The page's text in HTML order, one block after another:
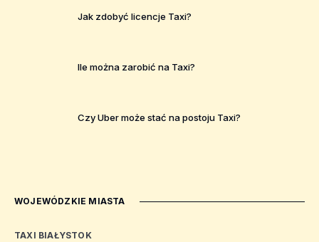
Jak zdobyć licencje Taxi?
Ile można zarobić na Taxi?
Czy Uber może stać na postoju Taxi?
WOJEWÓDZKIE MIASTA
TAXI BIAŁYSTOK